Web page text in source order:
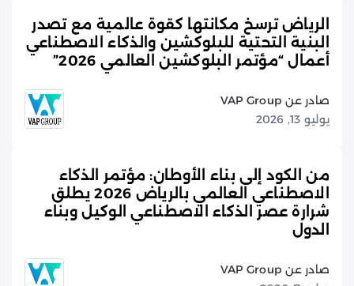
الرياض ترسخ مكانتها كقوة عالمية مع تصدر
البنية التحتية للبلوكشين والذكاء الاصطناعي
أعمال “مؤتمر البلوكشين العالمي 2026”
صادر عن VAP Group
يوليو 13, 2026
من الكود إلى بناء الأوطان: مؤتمر الذكاء
الاصطناعي العالمي بالرياض 2026 يطلق
شرارة عصر الذكاء الاصطناعي الوكيل وبناء
الدول
صادر عن VAP Group